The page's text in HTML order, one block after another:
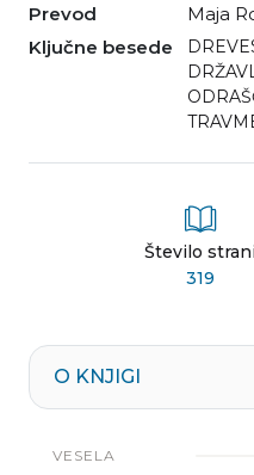
Prevod
Maja
Ključne besede
Število strani
319
O KNJIGI
VESELA